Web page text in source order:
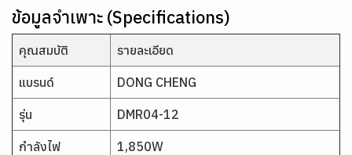
ข้อมูลจำเพาะ (Specifications)
คุณสมบัติ รายละเอียด
แบรนด์ DONG CHENG
รุ่น DMR04-12
กำลังไฟ 1,850W